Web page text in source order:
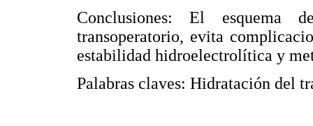
Conclusiones: El esquema
transoperatorio, evita
estabilidad hidroelectrolítica y
Palabras claves: Hidratación del